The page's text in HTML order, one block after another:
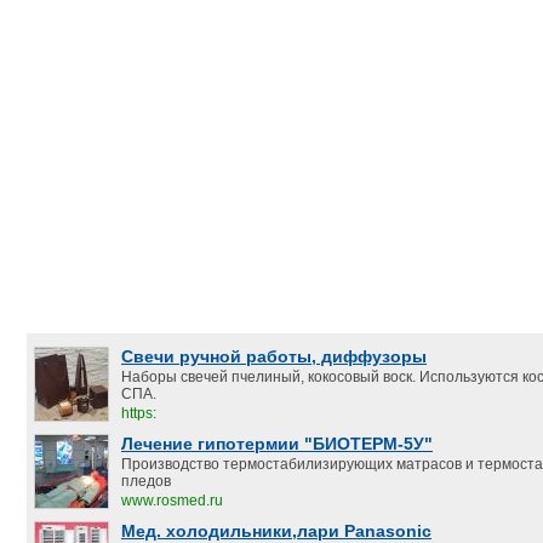
Свечи ручной работы, диффузоры
Наборы свечей пчелиный, кокосовый воск. Используются
СПА.
https:
Лечение гипотермии "БИОТЕРМ-5У"
Производство термостабилизирующих матрасов и
пледов
www.rosmed.ru
Мед. холодильники,лари Panasonic